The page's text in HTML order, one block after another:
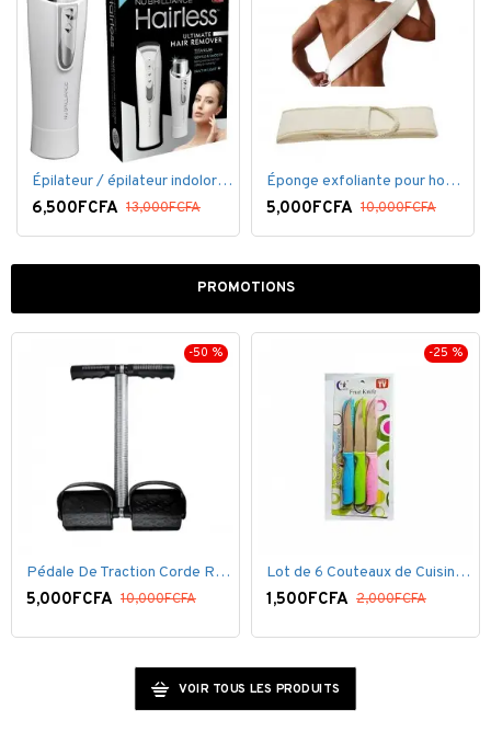
Épilateur / épilateur indolore NuBrilliance Ultimate pour femmes
6,500FCFA 13,000FCFA
Éponge exfoliante pour homme
5,000FCFA 10,000FCFA
PROMOTIONS
-50 %
Pédale De Traction Corde Ressort avec poignée pédale de Pied
5,000FCFA 10,000FCFA
-25 %
Lot de 6 Couteaux de Cuisine ( 20,5cm ) - Inox Bleu Rose VERT
1,500FCFA 2,000FCFA
VOIR TOUS LES PRODUITS